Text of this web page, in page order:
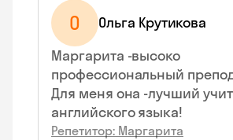
О Ольга Крутикова
Маргарита -высоко
профессиональный
Для меня она -лучший
английского языка!
Репетитор: Маргарита